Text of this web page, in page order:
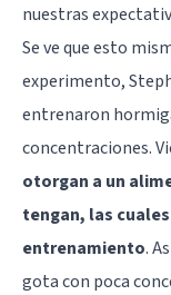
nuestras
Se ve que esto
experimento,
entrenaron
concentraciones.
otorgan a un
tengan, las
entrenamiento.
gota con poca